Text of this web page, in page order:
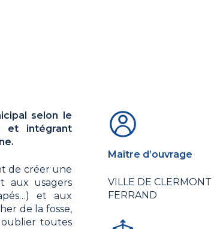
selon le
et intégrant
de créer une
aux usagers
et aux
de la fosse,
oublier toutes
Maître d’ouvrage
VILLE DE CLERMONT
FERRAND